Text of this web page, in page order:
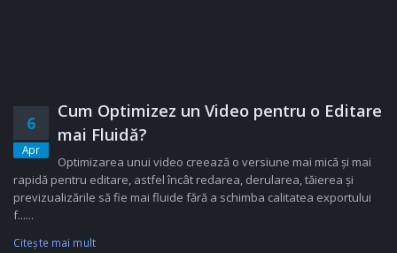
6
Apr
Cum Optimizez un Video pentru o Editare
mai Fluidă?
Optimizarea unui video creează o versiune mai mică și mai
rapidă pentru editare, astfel încât redarea, derularea, tăierea și
previzualizările să fie mai fluide fără a schimba calitatea exportului
f......
Citeşte mai mult